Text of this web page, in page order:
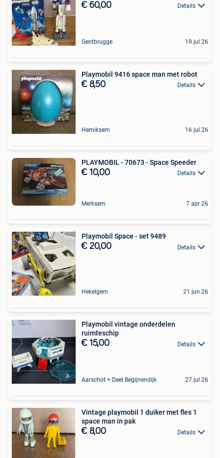
€ 60,00 Details
Gentbrugge 19 jul 26
Playmobil 9416 space man met robot
€ 8,50 Details
Hemiksem 16 jul 26
PLAYMOBIL - 70673 - Space Speeder
€ 10,00 Details
Merksem 7 apr 26
Playmobil Space - set 9489
€ 20,00 Details
Hekelgem 21 jun 26
Playmobil vintage onderdelen
ruimteschip
€ 15,00 Details
Aarschot + Deel Begijnendijk 27 jul 26
Vintage playmobil 1 duiker met fles 1
space man in pak
€ 8,00 Details